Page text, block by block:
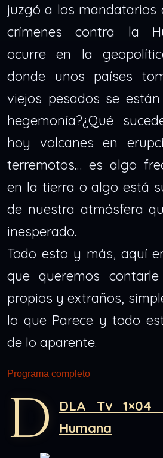
juzgó a los mandatarios
crímenes contra la
ocurre en la
donde unos países
viejos pesados se
hegemonía?¿Qué
hoy volcanes en
terremotos… es algo
en la tierra o algo está
de nuestra atmósfera
inesperado.
Todo esto y más, aquí
que queremos
propios y extraños,
lo que Parece y todo
de lo aparente.
Programa completo
D
DLA Tv 1×04
Humana